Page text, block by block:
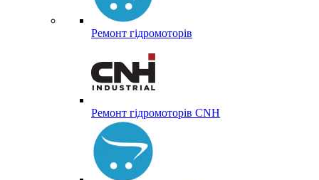
Ремонт гідромоторів
Ремонт гідромоторів CNH